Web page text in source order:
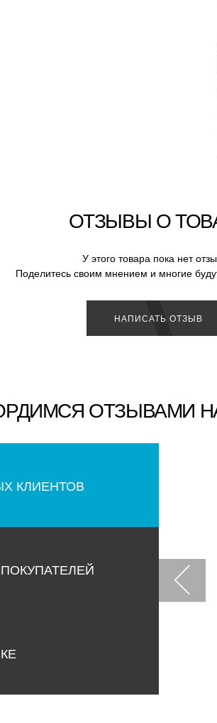
ОТЗЫВЫ О
У этого товара пока нет
Поделитесь своим мнением и многие
НАПИСАТЬ ОТЗЫВ
ОТЗЫВАМИ
КЛИЕНТОВ